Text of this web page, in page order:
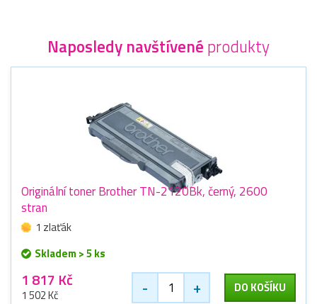
Naposledy navštívené produkty
Originální toner Brother TN-2120Bk, černý, 2600
stran
1 zlaťák
Skladem > 5 ks
1 817 Kč
1 502 Kč - + DO KOŠÍKU